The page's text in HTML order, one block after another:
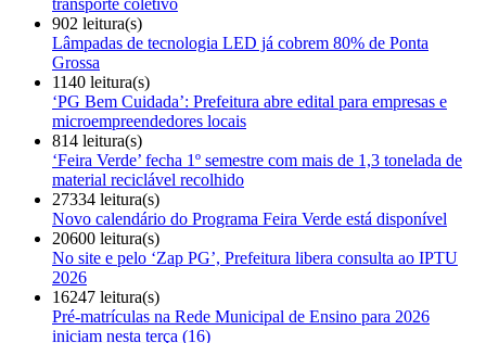
902 leitura(s)
Lâmpadas de tecnologia LED já cobrem 80% de Ponta
Grossa
1140 leitura(s)
‘PG Bem Cuidada’: Prefeitura abre edital para empresas e
microempreendedores locais
814 leitura(s)
‘Feira Verde’ fecha 1º semestre com mais de 1,3 tonelada de
material reciclável recolhido
27334 leitura(s)
Novo calendário do Programa Feira Verde está disponível
20600 leitura(s)
No site e pelo ‘Zap PG’, Prefeitura libera consulta ao IPTU
2026
16247 leitura(s)
Pré-matrículas na Rede Municipal de Ensino para 2026
iniciam nesta terça (16)